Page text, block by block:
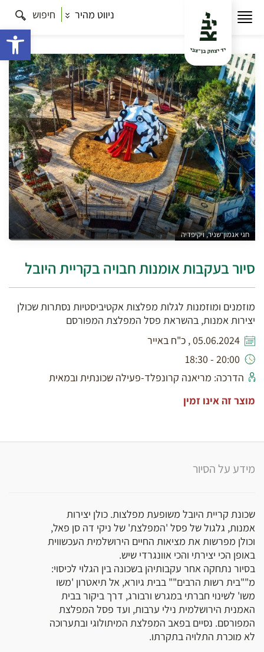
ניווט מהיר חיפוש
סיור בעקבות אומנות חבויה בקריית
חגי אגמון־שניר, ויקיפדיה
סיור בעקבות אומנות חבויה בקריית היובל
מוזמנים ומוזמנות לגלות מפלצות אקטיביסטיות נסתרות שכולן
יצירות אמנות, בהשראת פסל המפלצת המפורסם
05.06.2024 , כ"ח באייר
20:00 - 18:30
הדרכה: מריאנה קרונפלד-פעילה שכונתית ובמאית
מוצר זה אינו זמין
מידע על הסיור
שכונת קריית היובל משופעת מפלצות. כולן יצירות
אמנות, גלגול של פסל 'המפלצת' של ניקי דה סן פאל,
וכולן מפרשות את מציאות החיים הירושלמית העכשווית
באופן הכי יצירתי והכי אוונגרדי שיש.
בסיור נתחקה אחר עקבותיהן בשכונה בין הגלוי לכיסוי:
מ""בית רשות הרבים"" בבית גיורא, אל תיאטרון 'משו
משו' לשינוי חברתי במגרש ורבורג, דרך ביקור בבית
האמנית הירושלמית נילי ערבות, ועד פסל המפלצת
המפורסם. נסיים בפאב המפלצת המיתולוגי ובתערוכה
לא מוכרת התלויה בתקרתו.